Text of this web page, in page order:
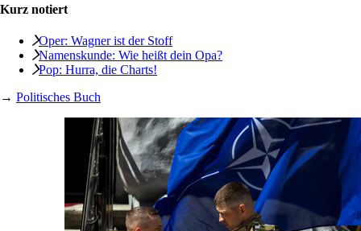
Kurz notiert
Oper: Wagner ist der Stoff
Namenskunde: Wie heißt dein Opa?
Pop: Hurra, die Charts!
→ Politisches Buch